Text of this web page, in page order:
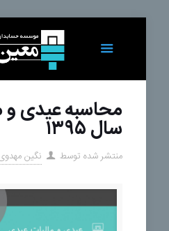
محاسبه عیدی و
سال ۱۳۹۵
منتشر شده توسط نگین